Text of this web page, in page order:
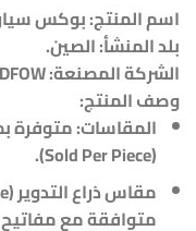
اسم المنتج: بوكس سيارات
بلد المنشأ: الصين.
الشركة المصنعة: WADFOW.
وصف المنتج:
المقاسات: متوفرة
(Sold Per Piece).